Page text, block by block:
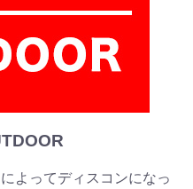
よってディスコンになっ